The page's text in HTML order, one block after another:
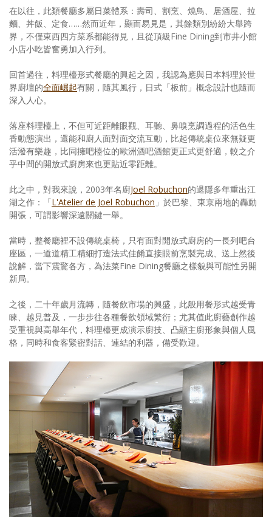
活動實況記錄
媒體報導一覽
合作與代言
訂閱電子報
在以往，此類餐廳多屬日菜體系：壽司、割烹、燒鳥、居酒屋、拉
麵、丼飯、定食……然而近年，顯而易見是，其餘類別紛紛大舉跨
界，不僅東西四方菜系都能得見，且從頂級Fine Dining到市井小館
小店小吃皆奮勇加入行列。
回首過往，料理檯形式餐廳的興起之因，我認為應與日本料理於世
界廚壇的全面崛起有關，隨其風行，日式「板前」概念設計也隨而
深入人心。
落座料理檯上，不但可近距離眼觀、耳聽、鼻嗅烹調過程的活色生
香動態演出，還能和廚人面對面交流互動，比起傳統桌位來無疑更
活潑有樂趣，比同擁吧檯位的歐洲酒吧酒館更正式更舒適，較之介
乎中間的開放式廚房來也更貼近零距離。
此之中，對我來說，2003年名廚Joel Robuchon的退隱多年重出江
湖之作：「L'Atelier de Joel Robuchon 」於巴黎、東京兩地的轟動
開張，可謂影響深遠關鍵一舉。
當時，整餐廳裡不設傳統桌椅，只有面對開放式廚房的一長列吧台
座區，一道道精工精細打造法式佳餚直接眼前烹製完成、送上然後
說解，當下震驚各方，為法菜Fine Dining餐廳之樣貌與可能性另開
新局。
之後，二十年歲月流轉，隨餐飲市場的興盛，此般用餐形式越受青
睞、越見普及，一步步往各種餐飲領域繁衍；尤其值此廚藝創作越
受重視與高舉年代，料理檯更成演示廚技、凸顯主廚形象與個人風
格，同時和食客緊密對話、連結的利器，備受歡迎。